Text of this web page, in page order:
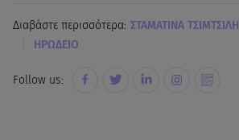
Διαβάστε περισσότερα: ΣΤΑΜΑΤΙΝΑ ΤΣΙΜΤΣΙΛΗ
ΗΡΩΔΕΙΟ
Follow us: